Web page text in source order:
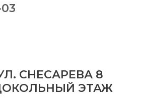
СНЕСАРЕВА 8
ЭТАЖ